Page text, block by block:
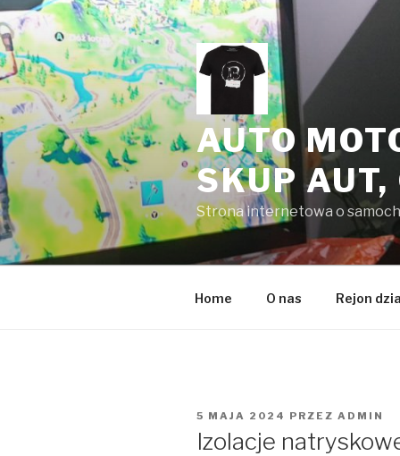
Przeskocz
do
treści
AUTO
SKUP
Strona internetowa o
Home O nas Rejon
OPUBLIKOWANE
W
5 MAJA 2024 PRZEZ ADMIN
Izolacje